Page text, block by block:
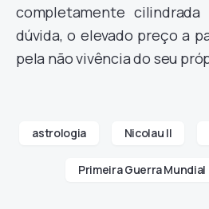
completamente
dúvida, o elevado preço a
pela não vivência do seu
astrologia Nicolau II
Primeira Guerra Mundial